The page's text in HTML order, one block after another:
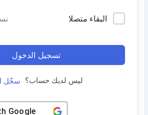
البقاء متصلا
تسجيل الدخول
ليس لديك حساب؟ سجّل
Google